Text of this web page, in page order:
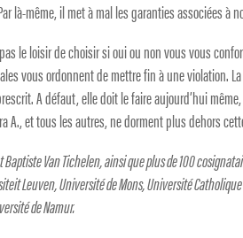
là-même, il met à mal les garanties associées à
le loisir de choisir si oui ou non vous vous
vous ordonnent de mettre fin à une violation.
A défaut, elle doit le faire aujourd’hui
A., et tous les autres, ne dorment plus dehors
Baptiste Van Tichelen, ainsi que plus de 100
Leuven, Université de Mons, Université
de Namur.